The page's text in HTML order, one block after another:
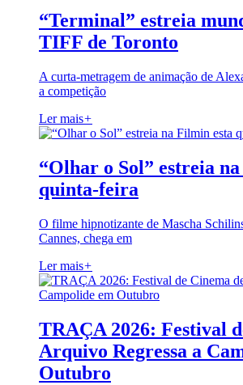
“Terminal” estreia
TIFF de Toronto
A curta-metragem de animação de
a competição
Ler mais+
“Olhar o Sol” estreia
quinta-feira
O filme hipnotizante de Mascha
Cannes, chega em
Ler mais+
TRAÇA 2026: Festival
Arquivo Regressa a
Outubro